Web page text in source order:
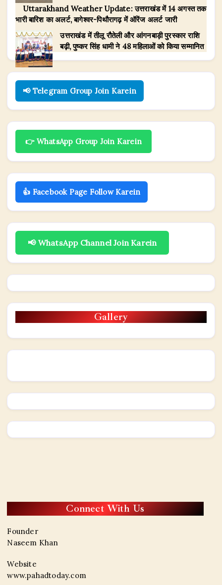
Uttarakhand Weather Update: उत्तराखंड में 14 अगस्त तक
भारी बारिश का अलर्ट, बागेश्वर-पिथौरागढ़ में ऑरेंज अलर्ट जारी
उत्तराखंड में तीलू रौतेली और आंगनबाड़ी पुरस्कार राशि
बढ़ी, पुष्कर सिंह धामी ने 48 महिलाओं को किया सम्मानित
📢 Telegram Group Join Karein
👉 WhatsApp Group Join Karein
👍 Facebook Page Follow Karein
📢 WhatsApp Channel Join Karein
Gallery
Connect With Us
Founder
Naseem Khan
Website
www.pahadtoday.com